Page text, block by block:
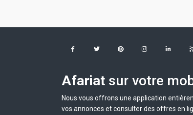
Afariat sur votre
Nous vous offrons une application
vos annonces et consulter des offres en